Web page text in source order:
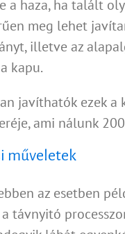
a haza, ha talált
meg lehet
illetve az
kapu.
javíthatók ezek
ami nálunk
műveletek
az esetben
távnyitó